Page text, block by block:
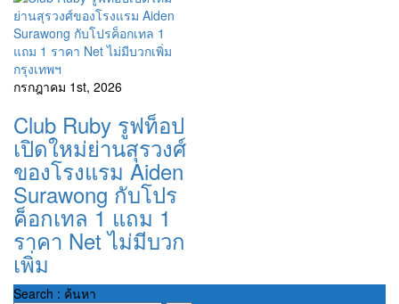
กรุงเทพฯ
กรกฎาคม 1st, 2026
Club Ruby รูฟท็อป
เปิดใหม่ย่านสุรวงศ์
ของโรงแรม Aiden
Surawong กับโปร
ค็อกเทล 1 แถม 1
ราคา Net ไม่มีบวก
เพิ่ม
Search : ค้นหา